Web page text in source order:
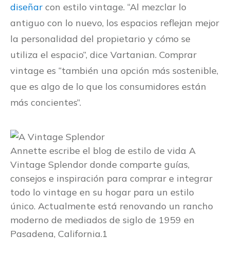
diseñar con estilo vintage. “Al mezclar lo
antiguo con lo nuevo, los espacios reflejan mejor
la personalidad del propietario y cómo se
utiliza el espacio”, dice Vartanian. Comprar
vintage es “también una opción más sostenible,
que es algo de lo que los consumidores están
más concientes”.
Annette escribe el blog de estilo de vida A
Vintage Splendor donde comparte guías,
consejos e inspiración para comprar e integrar
todo lo vintage en su hogar para un estilo
único. Actualmente está renovando un rancho
moderno de mediados de siglo de 1959 en
Pasadena, California.1